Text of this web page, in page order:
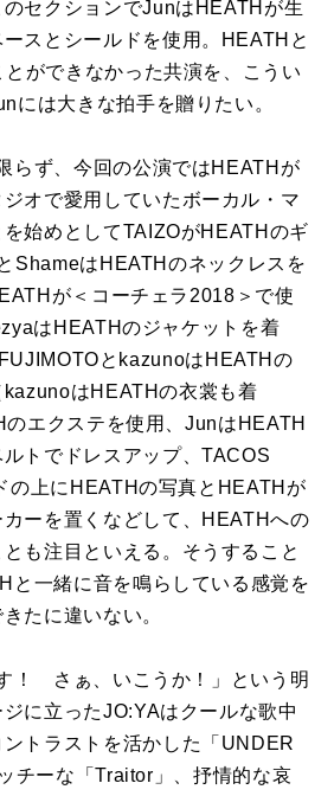
のセクションでJunはHEATHが生
スとシールドを使用。HEATHと
ができなかった共演を、こうい
には大きな拍手を贈りたい。
らず、今回の公演ではHEATHが
オで愛用していたボーカル・マ
始めとしてTAIZOがHEATHのギ
ShameはHEATHのネックレスを
が＜コーチェラ2018＞で使
はHEATHのジャケットを着
とkazunoはHEATHの
kazunoはHEATHの衣裳も着
エクステを使用、JunはHEATH
トでドレスアップ、TACOS
の上にHEATHの写真とHEATHが
ーを置くなどして、HEATHへの
も注目といえる。そうすること
と一緒に音を鳴らしている感覚を
たに違いない。
！ さぁ、いこうか！」という明
に立ったJO:YAはクールな歌中
トラストを活かした「UNDER
チーな「Traitor」、抒情的な哀